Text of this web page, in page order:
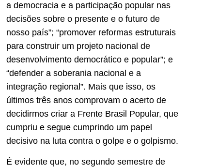
a democracia e a participação popular nas
decisões sobre o presente e o futuro de
nosso país”; “promover reformas estruturais
para construir um projeto nacional de
desenvolvimento democrático e popular”; e
“defender a soberania nacional e a
integração regional”. Mais que isso, os
últimos três anos comprovam o acerto de
decidirmos criar a Frente Brasil Popular, que
cumpriu e segue cumprindo um papel
decisivo na luta contra o golpe e o golpismo.
É evidente que, no segundo semestre de